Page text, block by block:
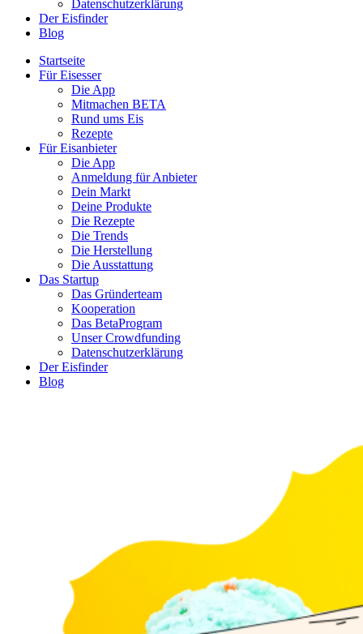
Datenschutzerklärung
Der Eisfinder
Blog
Startseite
Für Eisesser
Die App
Mitmachen BETA
Rund ums Eis
Rezepte
Für Eisanbieter
Die App
Anmeldung für Anbieter
Dein Markt
Deine Produkte
Die Rezepte
Die Trends
Die Herstellung
Die Ausstattung
Das Startup
Das Gründerteam
Kooperation
Das BetaProgram
Unser Crowdfunding
Datenschutzerklärung
Der Eisfinder
Blog